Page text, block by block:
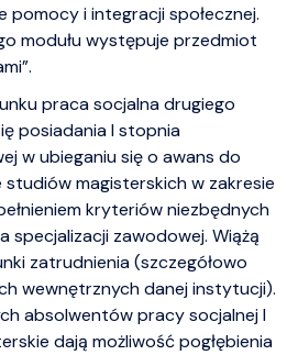
pomocy i integracji społecznej.
modułu występuje przedmiot
praca socjalna drugiego
posiadania I stopnia
w ubieganiu się o awans do
studiów magisterskich w zakresie
kryteriów niezbędnych
specjalizacji zawodowej. Wiążą
zatrudnienia (szczegółowo
wewnętrznych danej instytucji).
absolwentów pracy socjalnej I
dają możliwość pogłębienia